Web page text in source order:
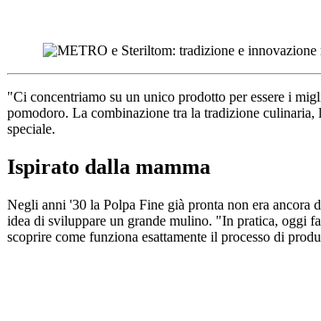
"Ci concentriamo su un unico prodotto per essere i
pomodoro. La combinazione tra la tradizione culinaria,
speciale.
Ispirato dalla mamma
Negli anni '30 la Polpa Fine già pronta non era
idea di sviluppare un grande mulino. "In pratica, oggi
scoprire come funziona esattamente il processo di